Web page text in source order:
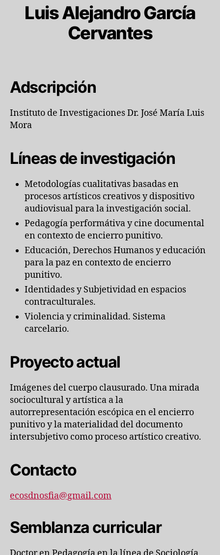
Luis Alejandro García
Cervantes
Adscripción
Instituto de Investigaciones Dr. José María Luis
Mora
Líneas de investigación
Metodologías cualitativas basadas en
procesos artísticos creativos y dispositivo
audiovisual para la investigación social.
Pedagogía performátiva y cine documental
en contexto de encierro punitivo.
Educación, Derechos Humanos y educación
para la paz en contexto de encierro
punitivo.
Identidades y Subjetividad en espacios
contraculturales.
Violencia y criminalidad. Sistema
carcelario.
Proyecto actual
Imágenes del cuerpo clausurado. Una mirada
sociocultural y artística a la
autorrepresentación escópica en el encierro
punitivo y la materialidad del documento
intersubjetivo como proceso artístico creativo.
Contacto
ecosdnosfia@gmail.com
Semblanza curricular